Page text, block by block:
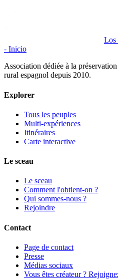
Los
- Inicio
Association dédiée à la
rural espagnol depuis 2010.
Explorer
Tous les peuples
Multi-expériences
Itinéraires
Carte interactive
Le sceau
Le sceau
Comment l'obtient-on ?
Qui sommes-nous ?
Rejoindre
Contact
Page de contact
Presse
Médias sociaux
Vous êtes créateur ?